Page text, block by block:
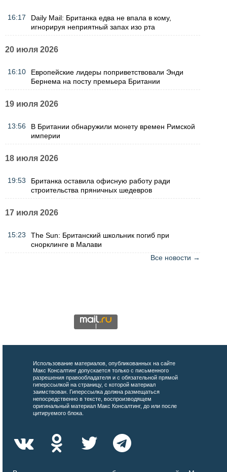
16:17
Daily Mail: Британка едва не впала в кому,
игнорируя неприятный запах изо рта
20 июля 2026
16:10
Европейские лидеры поприветствовали Энди
Бернема на посту премьера Британии
19 июля 2026
13:56
В Британии обнаружили монету времен Римской
империи
18 июля 2026
19:53
Британка оставила офисную работу ради
строительства пряничных шедевров
17 июля 2026
15:23
The Sun: Британский школьник погиб при
снорклинге в Малави
Все новости →
Использование материалов, опубликованных на сайте
Макс Консалтинг допускается только с письменного
разрешения правообладателя и с обязательной прямой
гиперссылкой на страницу, с которой материал
заимствован. Гиперссылка должна размещаться
непосредственно в тексте, воспроизводящем
оригинальный материал Макс Консалтинг, до или после
цитируемого блока.